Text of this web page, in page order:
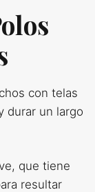
con telas
durar un largo
que tiene
resultar